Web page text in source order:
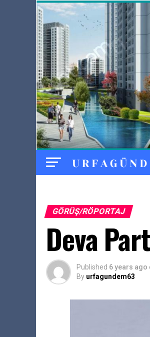
GÖRÜŞ/RÖPORTAJ
Deva
Published 6 years ago
By urfagundem63